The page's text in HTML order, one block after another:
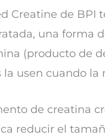
Creatine de BPI
una forma
(producto de
la usen cuando la
de creatina
reducir el